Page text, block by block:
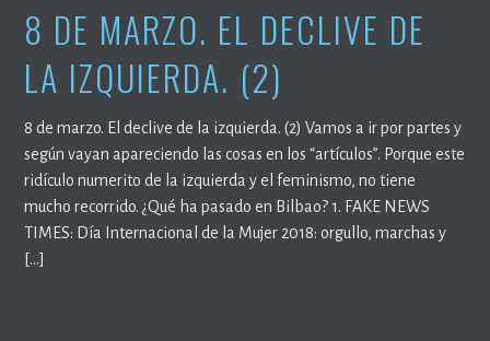
8 DE MARZO. EL DECLIVE DE
LA IZQUIERDA. (2)
8 de marzo. El declive de la izquierda. (2) Vamos a ir por partes y
según vayan apareciendo las cosas en los “artículos”. Porque este
ridículo numerito de la izquierda y el feminismo, no tiene
mucho recorrido. ¿Qué ha pasado en Bilbao? 1. FAKE NEWS
TIMES: Día Internacional de la Mujer 2018: orgullo, marchas y
[…]